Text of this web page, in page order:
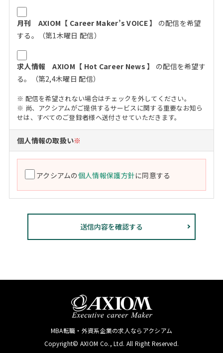
月刊 AXIOM【 Career Maker’s VOICE 】
の配信を希望
する。（第1木曜日 配信）
求人情報 AXIOM【 Hot Career News 】
の配信を希望す
る。（第2,4木曜日 配信）
※ 配信を希望されない場合はチェックを外してください。
※ 尚、アクシアムがご提供するサービスに関する重要なお知ら
せは、すべてのご登録者様へ送付させていただきます。
個人情報の取扱い※
アクシアムの個人情報保護方針に同意する
MBA転職・外資系企業の求人ならアクシアム
Copyright© AXIOM Co., Ltd. All Right Reserved.